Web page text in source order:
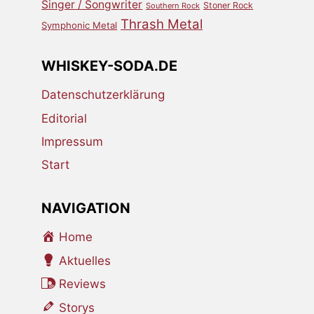
Singer / Songwriter Southern Rock Stoner Rock
Symphonic Metal Thrash Metal
WHISKEY-SODA.DE
Datenschutzerklärung
Editorial
Impressum
Start
NAVIGATION
Home
Aktuelles
Reviews
Storys